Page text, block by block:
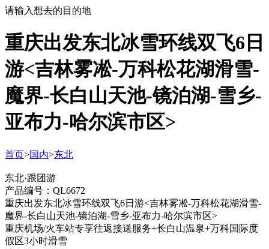
请输入想去的目的地
重庆出发东北冰雪环线双飞6日
游<吉林雾凇-万科松花湖滑雪-
魔界-长白山天池-镜泊湖-雪乡-
亚布力-哈尔滨市区>
首页>国内>东北
东北·跟团游
产品编号：QL6672
重庆出发东北冰雪环线双飞6日游<吉林雾凇-万科松花湖滑雪-
魔界-长白山天池-镜泊湖-雪乡-亚布力-哈尔滨市区>
重庆机场/火车站专享往返接送服务+长白山温泉+万科国际度
假区3小时滑雪